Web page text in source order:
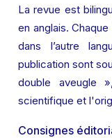
La revue est
en anglais.
dans l’autre
publication sont
double aveugle
scientifique et
Consignes